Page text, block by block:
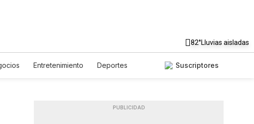
82°Lluvias aisladas
Entretenimiento
Deportes
Suscriptores
PUBLICIDAD